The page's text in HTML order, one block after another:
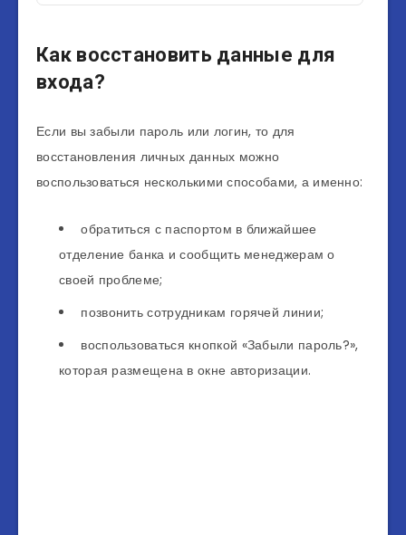
Как восстановить данные для
входа?
Если вы забыли пароль или логин, то для
восстановления личных данных можно
воспользоваться несколькими способами, а именно:
обратиться с паспортом в ближайшее
отделение банка и сообщить менеджерам о
своей проблеме;
позвонить сотрудникам горячей линии;
воспользоваться кнопкой «Забыли пароль?»,
которая размещена в окне авторизации.